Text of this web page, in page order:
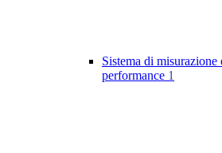
Sistema di misurazione
performance 1